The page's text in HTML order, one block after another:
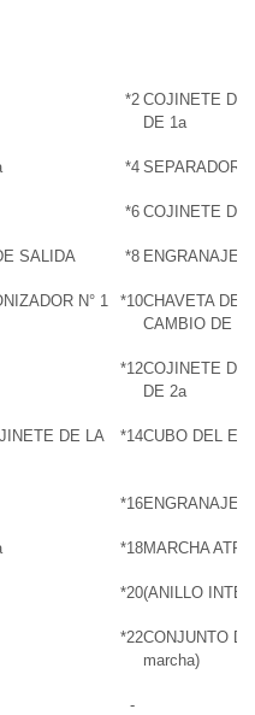
*2 COJINETE DE
DE 1a
*4 SEPARADOR
*6 COJINETE
SALIDA *8 ENGRANAJE
N° 1
*10CHAVETA DE
CAMBIO DE
*12COJINETE DE
DE 2a
DE LA
*14CUBO DEL
*16ENGRANAJE
*18MARCHA
*20(ANILLO
*22CONJUNTO
marcha)
-